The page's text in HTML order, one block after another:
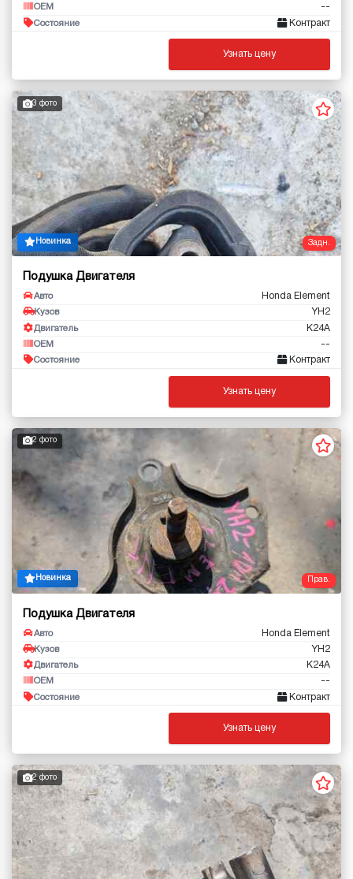
OEM --
Состояние Контракт
Узнать цену
Задн.
3 фото
Новинка
Подушка Двигателя
Авто Honda Element
Кузов YH2
Двигатель K24A
OEM --
Состояние Контракт
Узнать цену
Прав.
2 фото
Новинка
Подушка Двигателя
Авто Honda Element
Кузов YH2
Двигатель K24A
OEM --
Состояние Контракт
Узнать цену
2 фото